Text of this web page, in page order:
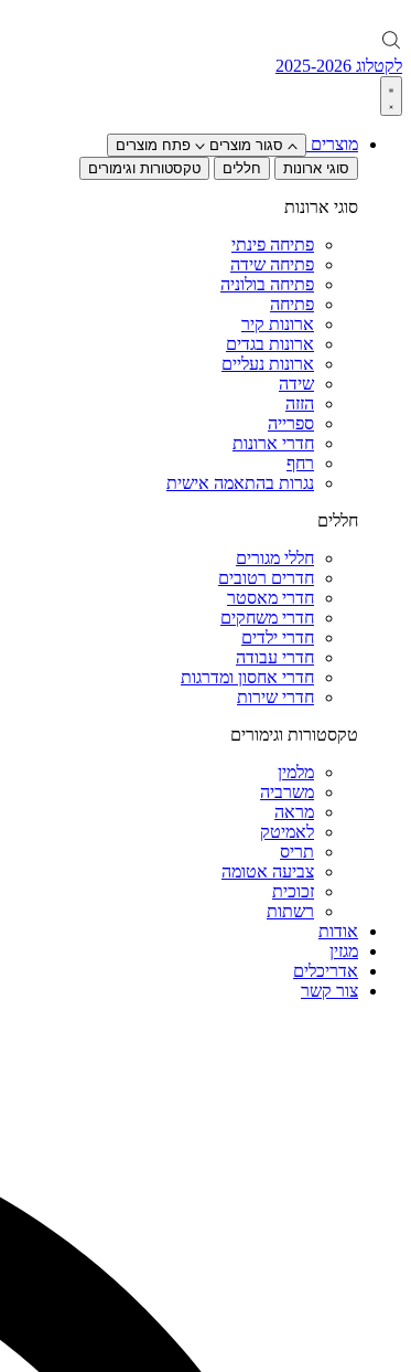
לקטלוג 2025-2026
מוצרים סגור מוצרים
פתח מוצרים
סוגי ארונות
חללים טקסטורות וגימורים
סוגי ארונות
פתיחה פינתי
פתיחה שידה
פתיחה בולוניה
פתיחה
ארונות קיר
ארונות בגדים
ארונות נעליים
שידה
הזזה
ספרייה
חדרי ארונות
רחף
נגרות בהתאמה אישית
חללים
חללי מגורים
חדרים רטובים
חדרי מאסטר
חדרי משחקים
חדרי ילדים
חדרי עבודה
חדרי אחסון ומדרגות
חדרי שירות
טקסטורות וגימורים
מלמין
משרביה
מראה
לאמיטק
תריס
צביעה אטומה
זכוכית
רשתות
אודות
מגזין
אדריכלים
צור קשר